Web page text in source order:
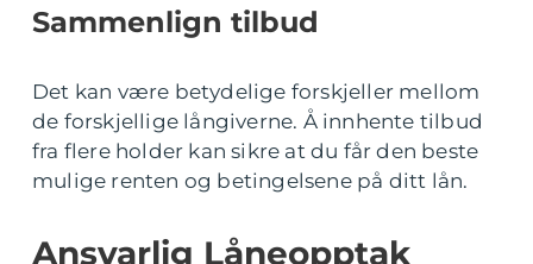
Sammenlign tilbud
Det kan være betydelige forskjeller mellom
de forskjellige långiverne. Å innhente tilbud
fra flere holder kan sikre at du får den beste
mulige renten og betingelsene på ditt lån.
Ansvarlig Låneopptak